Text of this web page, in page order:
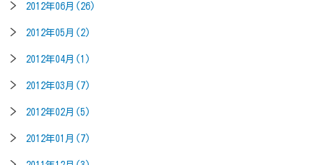
2012年06月(26)
2012年05月(2)
2012年04月(1)
2012年03月(7)
2012年02月(5)
2012年01月(7)